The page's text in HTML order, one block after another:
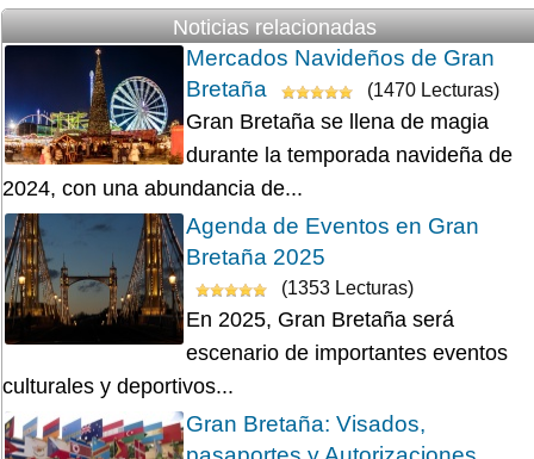
Noticias relacionadas
Mercados Navideños de Gran
Bretaña
(1470 Lecturas)
Gran Bretaña se llena de magia
durante la temporada navideña de
2024, con una abundancia de...
Agenda de Eventos en Gran
Bretaña 2025
(1353 Lecturas)
En 2025, Gran Bretaña será
escenario de importantes eventos
culturales y deportivos...
Gran Bretaña: Visados,